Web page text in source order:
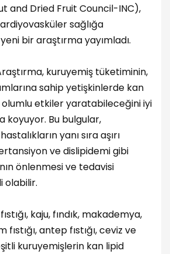
and Dried Fruit Council-INC),
sağlığa
bir araştırma yayımladı.
kuruyemiş tüketiminin,
sahip yetişkinlerde kan
etkiler yaratabileceğini iyi
koyuyor. Bu bulgular,
yanı sıra aşırı
ve dislipidemi gibi
önlenmesi ve tedavisi
olabilir.
kaju, fındık, makademya,
antep fıstığı, ceviz ve
kuruyemişlerin kan lipid